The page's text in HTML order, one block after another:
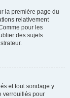
la première page du
relativement
pour les
des sujets
et tout sondage y
verrouillés pour